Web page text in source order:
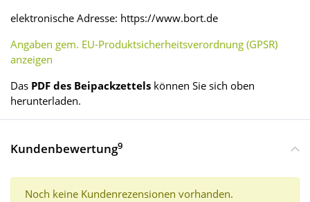
elektronische Adresse: https://www.bort.de
Angaben gem. EU-Produktsicherheitsverordnung (GPSR)
anzeigen
Das PDF des Beipackzettels können Sie sich oben
herunterladen.
Kundenbewertung9
Noch keine Kundenrezensionen vorhanden.